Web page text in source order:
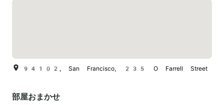
94102, San Francisco, 235 O Farrell Street
部屋おまかせ